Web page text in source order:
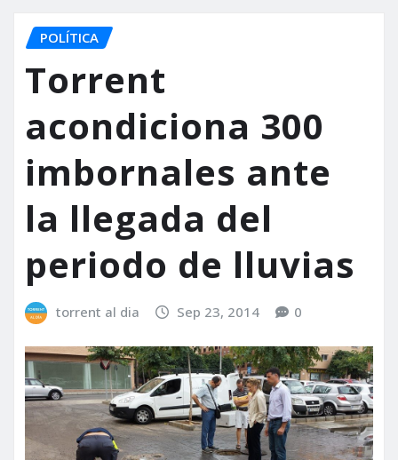
POLÍTICA
Torrent
acondiciona 300
imbornales ante
la llegada del
periodo de lluvias
torrent al dia Sep 23, 2014 0